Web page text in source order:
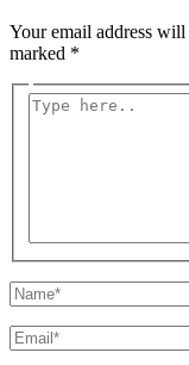
Your email address
marked *
Type
Name*
Email*